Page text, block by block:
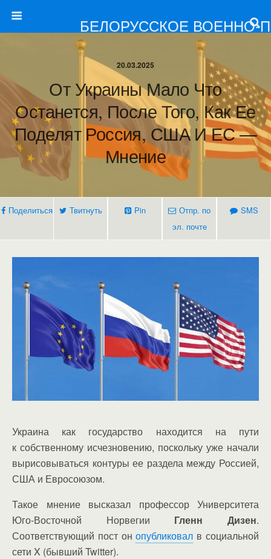
БЕЛОРУССКОЕ ВОЕННО-
20.03.2025
От Украины Мало Что
Останется, После Того, Как Ее
Поделят Россия, США И ЕС —
Мнение
Поделиться Твитнуть Pin
Отпр. по
эл. почте
SMS
Украина как государство находится на пути
к собственному исчезновению, поскольку уже начали
вырисовываться контуры ее раздела между Россией,
США и Евросоюзом.
Такое мнение высказал профессор Университета
Юго-Восточной Норвегии Гленн Дизен.
Соответствующий пост онопубликовал в социальной
сети X (бывший Twitter).